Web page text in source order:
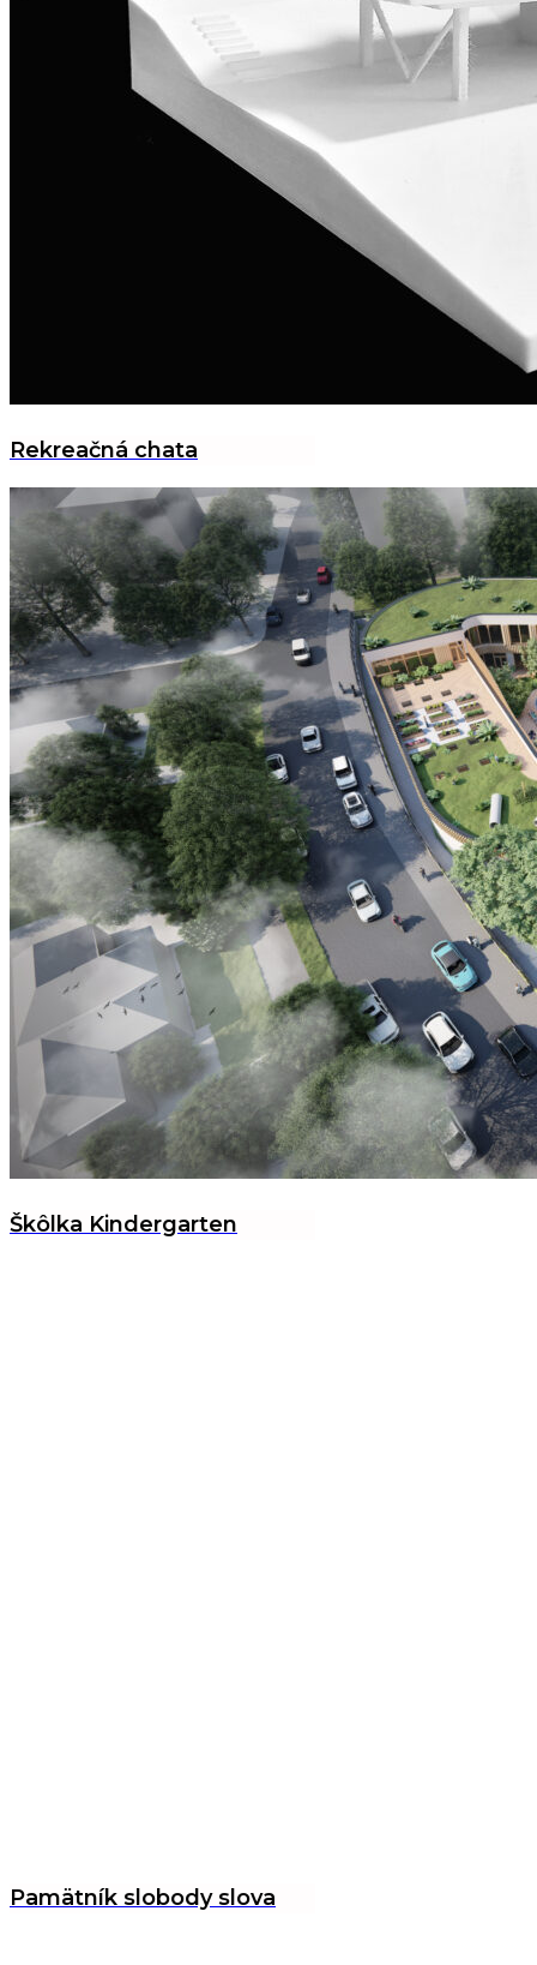
Rekreačná chata
Škôlka Kindergarten
Pamätník slobody slova